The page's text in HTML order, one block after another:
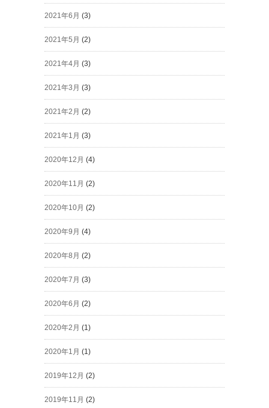
2021年6月 (3)
2021年5月 (2)
2021年4月 (3)
2021年3月 (3)
2021年2月 (2)
2021年1月 (3)
2020年12月 (4)
2020年11月 (2)
2020年10月 (2)
2020年9月 (4)
2020年8月 (2)
2020年7月 (3)
2020年6月 (2)
2020年2月 (1)
2020年1月 (1)
2019年12月 (2)
2019年11月 (2)